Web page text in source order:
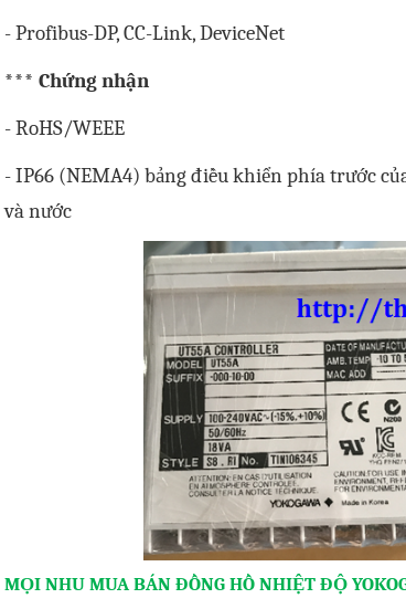
- Profibus-DP, CC-Link, DeviceNet
*** Chứng nhận
- RoHS/WEEE
- IP66 (NEMA4) bảng điều khiển phía trước
và nước
MỌI NHU MUA BÁN ĐỒNG HỒ NHIỆT ĐỘ